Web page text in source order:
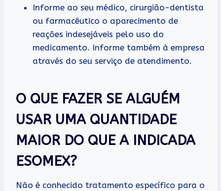
Informe ao seu médico, cirurgião-dentista
ou farmacêutico o aparecimento de
reações indesejáveis pelo uso do
medicamento. Informe também à empresa
através do seu serviço de atendimento.
O QUE FAZER SE ALGUÉM
USAR UMA QUANTIDADE
MAIOR DO QUE A INDICADA
ESOMEX?
Não é conhecido tratamento específico para o